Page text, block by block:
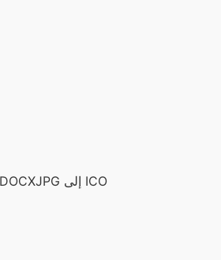
JPG إلى DOCX
JPG إلى ICO